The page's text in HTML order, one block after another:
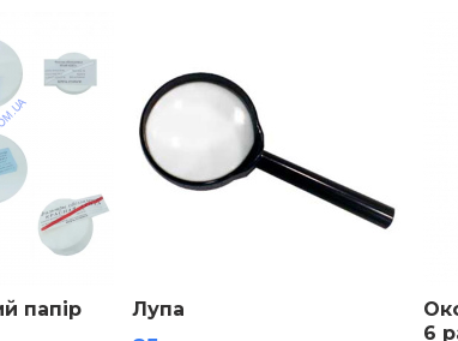
папір Лупа
6